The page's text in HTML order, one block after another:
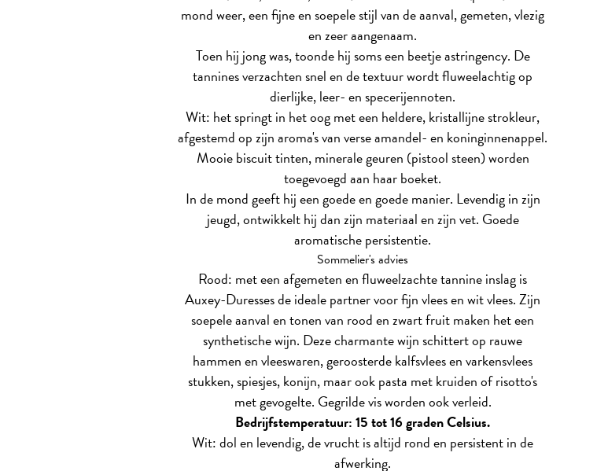
mond weer, een fijne en soepele stijl van de aanval, gemeten, vlezig
en zeer aangenaam.
Toen hij jong was, toonde hij soms een beetje astringency. De
tannines verzachten snel en de textuur wordt fluweelachtig op
dierlijke, leer- en specerijennoten.
Wit: het springt in het oog met een heldere, kristallijne strokleur,
afgestemd op zijn aroma's van verse amandel- en koninginnenappel.
Mooie biscuit tinten, minerale geuren (pistool steen) worden
toegevoegd aan haar boeket.
In de mond geeft hij een goede en goede manier. Levendig in zijn
jeugd, ontwikkelt hij dan zijn materiaal en zijn vet. Goede
aromatische persistentie.
Sommelier's advies
Rood: met een afgemeten en fluweelzachte tannine inslag is
Auxey-Duresses de ideale partner voor fijn vlees en wit vlees. Zijn
soepele aanval en tonen van rood en zwart fruit maken het een
synthetische wijn. Deze charmante wijn schittert op rauwe
hammen en vleeswaren, geroosterde kalfsvlees en varkensvlees
stukken, spiesjes, konijn, maar ook pasta met kruiden of risotto's
met gevogelte. Gegrilde vis worden ook verleid.
Bedrijfstemperatuur: 15 tot 16 graden Celsius.
Wit: dol en levendig, de vrucht is altijd rond en persistent in de
afwerking.